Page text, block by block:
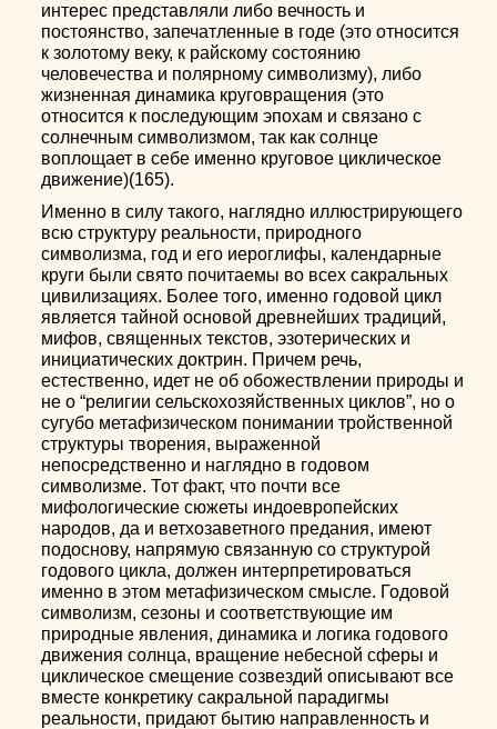
интерес представляли либо вечность и
постоянство, запечатленные в годе (это относится
к золотому веку, к райскому состоянию
человечества и полярному символизму), либо
жизненная динамика круговращения (это
относится к последующим эпохам и связано с
солнечным символизмом, так как солнце
воплощает в себе именно круговое циклическое
движение)(165).
Именно в силу такого, наглядно иллюстрирующего
всю структуру реальности, природного
символизма, год и его иероглифы, календарные
круги были свято почитаемы во всех сакральных
цивилизациях. Более того, именно годовой цикл
является тайной основой древнейших традиций,
мифов, священных текстов, эзотерических и
инициатических доктрин. Причем речь,
естественно, идет не об обожествлении природы и
не о “религии сельскохозяйственных циклов”, но о
сугубо метафизическом понимании тройственной
структуры творения, выраженной
непосредственно и наглядно в годовом
символизме. Тот факт, что почти все
мифологические сюжеты индоевропейских
народов, да и ветхозаветного предания, имеют
подоснову, напрямую связанную со структурой
годового цикла, должен интерпретироваться
именно в этом метафизическом смысле. Годовой
символизм, сезоны и соответствующие им
природные явления, динамика и логика годового
движения солнца, вращение небесной сферы и
циклическое смещение созвездий описывают все
вместе конкретику сакральной парадигмы
реальности, придают бытию направленность и